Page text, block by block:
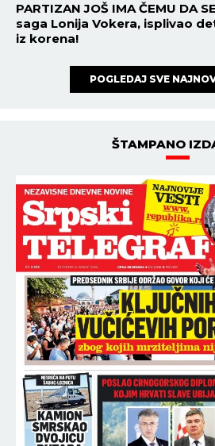
PARTIZAN JOŠ IMA ČEMU DA
saga Lonija Vokera, isplivao
iz korena!
POGLEDAJ SVE
ŠTAMPANO